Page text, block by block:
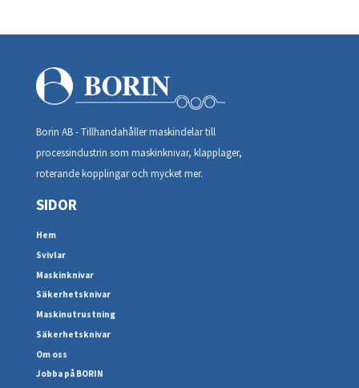
Borin AB - Tillhandahåller maskindelar till
processindustrin som maskinknivar, klapplager,
roterande kopplingar och mycket mer.
SIDOR
Hem
Svivlar
Maskinknivar
Säkerhetsknivar
Maskinutrustning
Säkerhetsknivar
Om oss
Jobba på BORIN